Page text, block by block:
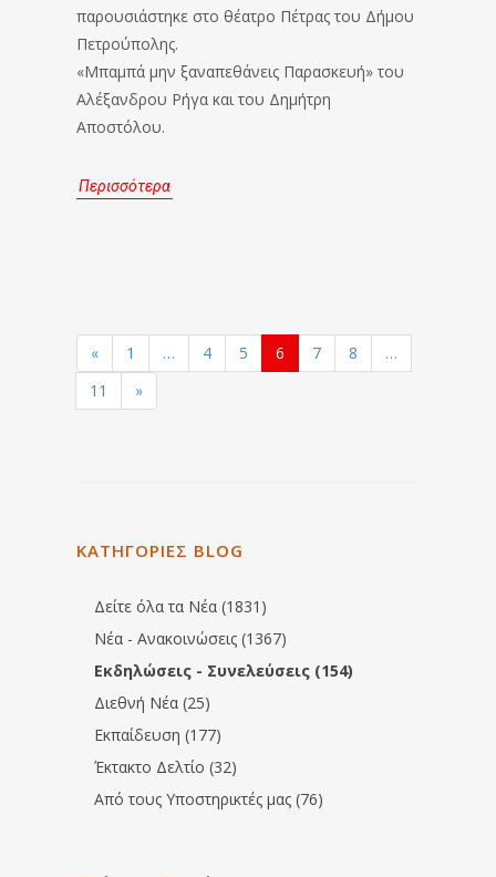
παρουσιάστηκε στο θέατρο Πέτρας του Δήμου
Πετρούπολης.
«Μπαμπά μην ξαναπεθάνεις Παρασκευή» του
Αλέξανδρου Ρήγα και του Δημήτρη
Αποστόλου.
Περισσότερα
« 1 … 4 5 6 7 8
…
11
»
ΚΑΤΗΓΟΡΙΕΣ BLOG
Δείτε όλα τα Νέα (1831)
Νέα - Ανακοινώσεις (1367)
Εκδηλώσεις - Συνελεύσεις (154)
Διεθνή Νέα (25)
Εκπαίδευση (177)
Έκτακτο Δελτίο (32)
Από τους Υποστηρικτές μας (76)